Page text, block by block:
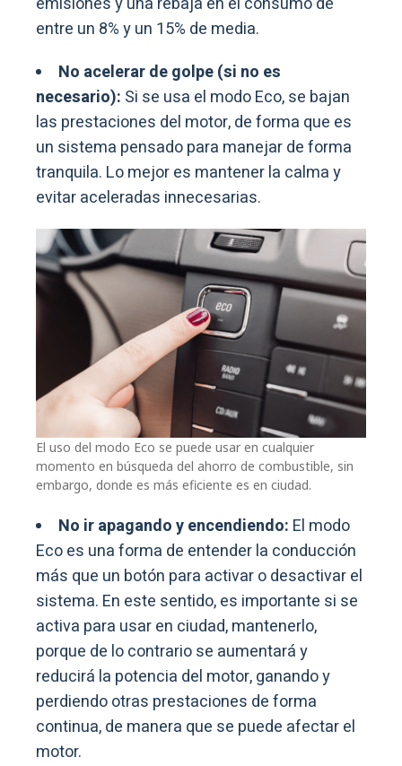
entre un 8% y un 15% de media.
No acelerar de golpe (si no es
necesario): Si se usa el modo Eco, se bajan
las prestaciones del motor, de forma que es
un sistema pensado para manejar de forma
tranquila. Lo mejor es mantener la calma y
evitar aceleradas innecesarias.
El uso del modo Eco se puede usar en cualquier
momento en búsqueda del ahorro de combustible, sin
embargo, donde es más eficiente es en ciudad.
No ir apagando y encendiendo: El modo
Eco es una forma de entender la conducción
más que un botón para activar o desactivar el
sistema. En este sentido, es importante si se
activa para usar en ciudad, mantenerlo,
porque de lo contrario se aumentará y
reducirá la potencia del motor, ganando y
perdiendo otras prestaciones de forma
continua, de manera que se puede afectar el
motor.